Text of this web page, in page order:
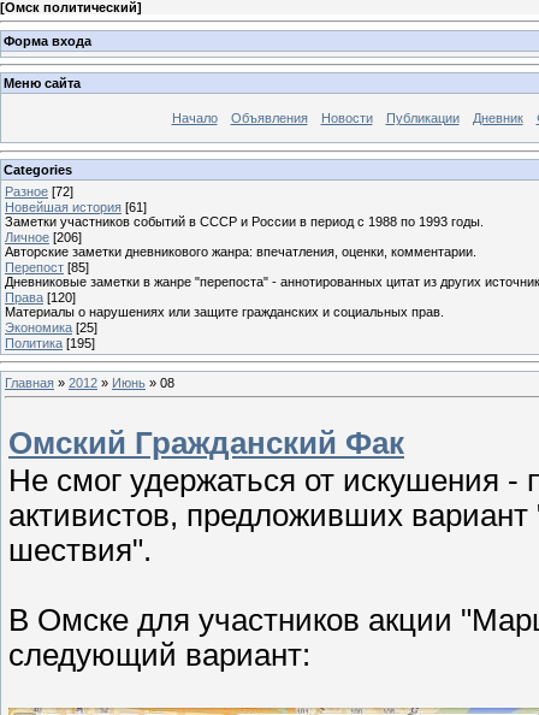
[Омск политический]
Форма входа
Меню сайта
Начало Объявления Новости Публикации Дневник
Categories
Разное [72]
Новейшая история [61]
Заметки участников событий в СССР и России в период с 1988 по 1993 годы.
Личное [206]
Авторские заметки дневникового жанра: впечатления, оценки, комментарии.
Перепост [85]
Дневниковые заметки в жанре "перепоста" - аннотированных цитат из других
Права [120]
Материалы о нарушениях или защите гражданских и социальных прав.
Экономика [25]
Политика [195]
Главная » 2012 » Июнь » 08
Омский Гражданский Фак
Не смог удержаться от искушения -
активистов, предложивших
шествия".
В Омске для участников акции
следующий вариант: